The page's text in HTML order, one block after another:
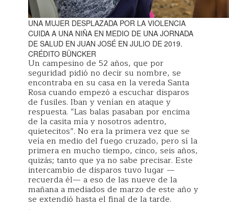
UNA MUJER DESPLAZADA POR LA VIOLENCIA
CUIDA A UNA NIÑA EN MEDIO DE UNA JORNADA
DE SALUD EN JUAN JOSÉ EN JULIO DE 2019.
CRÉDITO BÜNCKER
Un campesino de 52 años, que por
seguridad pidió no decir su nombre, se
encontraba en su casa en la vereda Santa
Rosa cuando empezó a escuchar disparos
de fusiles. Iban y venían en ataque y
respuesta. “Las balas pasaban por encima
de la casita mía y nosotros adentro,
quietecitos”. No era la primera vez que se
veía en medio del fuego cruzado, pero sí la
primera en mucho tiempo, cinco, seis años,
quizás; tanto que ya no sabe precisar. Este
intercambio de disparos tuvo lugar —
recuerda él— a eso de las nueve de la
mañana a mediados de marzo de este año y
se extendió hasta el final de la tarde.